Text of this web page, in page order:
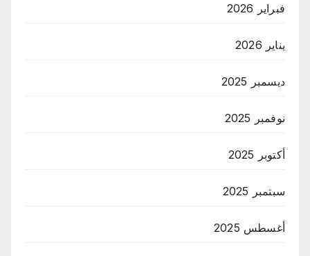
فبراير 2026
يناير 2026
ديسمبر 2025
نوفمبر 2025
أكتوبر 2025
سبتمبر 2025
أغسطس 2025